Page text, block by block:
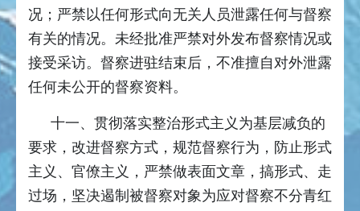
况；严禁以任何形式向无关人员泄露任何与督察
有关的情况。未经批准严禁对外发布督察情况或
接受采访。督察进驻结束后，不准擅自对外泄露
任何未公开的督察资料。
十一、贯彻落实整治形式主义为基层减负的
要求，改进督察方式，规范督察行为，防止形式
主义、官僚主义，严禁做表面文章，搞形式、走
过场，坚决遏制被督察对象为应对督察不分青红